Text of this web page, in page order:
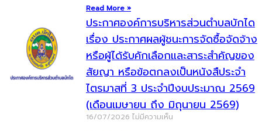
Read More »
ประกาศองค์การบริหารส่วนตำบลบักได
เรื่อง ประกาศผลผู้ชนะการจัดซื้อจัดจ้าง
หรือผู้ได้รับคักเลือกและสาระสำคัญของ
สัยญา หรือข้อตกลงเป็นหนังสืประจำ
ไตรมาสที่ 3 ประจำปีงบประมาณ 2569
(เดือนเมษายน ถึง มิถุนายน 2569)
16/07/2026 ไม่มีความเห็น